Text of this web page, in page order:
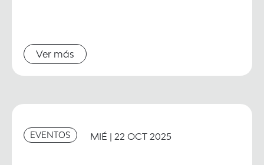
Ver más
EVENTOS MIÉ | 22 OCT 2025